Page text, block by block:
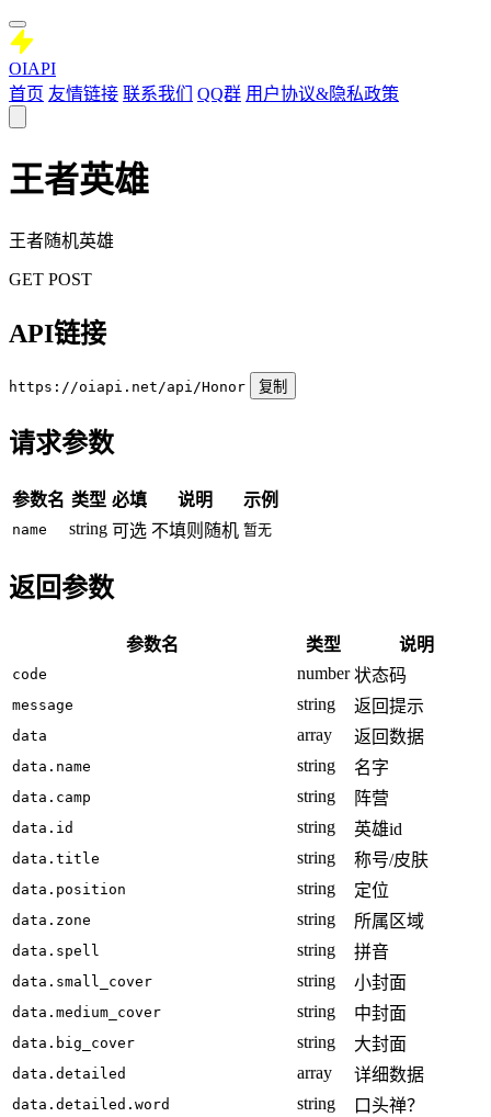
OIAPI
首页 友情链接 联系我们 QQ群 用户协议&隐私政策
王者英雄
王者随机英雄
GET POST
API链接
https://oiapi.net/api/Honor 复制
请求参数
参数名 类型 必填 说明 示例
name string 可选 不填则随机 暂无
返回参数
参数名 类型 说明
code number 状态码
message string 返回提示
data array 返回数据
data.name string 名字
data.camp string 阵营
data.id string 英雄id
data.title string 称号/皮肤
data.position string 定位
data.zone string 所属区域
data.spell string 拼音
data.small_cover string 小封面
data.medium_cover string 中封面
data.big_cover string 大封面
data.detailed array 详细数据
data.detailed.word string 口头禅？